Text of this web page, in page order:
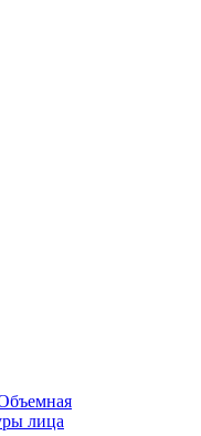
лица